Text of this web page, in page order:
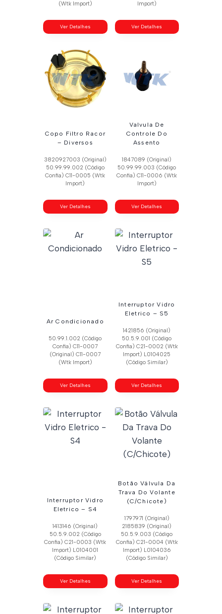
(Wtk Import)
Ver Detalhes
Import)
Ver Detalhes
Copo Filtro Racor
– Diversos
3820927003 (Original)
50.99.99.002 (Código
Confia) C11-0005 (Wtk
Import)
Ver Detalhes
Valvula De
Controle Do
Assento
1847089 (Original)
50.99.99.003 (Código
Confia) C11-0006 (Wtk
Import)
Ver Detalhes
Ar Condicionado
50.99.1.002 (Código
Confia) C11-0007
(Original) C11-0007
(Wtk Import)
Ver Detalhes
Interruptor Vidro
Eletrico – S5
1421856 (Original)
50.5.9.001 (Código
Confia) C21-0002 (Wtk
Import) L0104025
(Código Similar)
Ver Detalhes
Interruptor Vidro
Eletrico – S4
1413146 (Original)
50.5.9.002 (Código
Confia) C21-0003 (Wtk
Import) L0104001
(Código Similar)
Ver Detalhes
Botão Válvula Da
Trava Do Volante
(C/Chicote)
1797971 (Original)
2185839 (Original)
50.5.9.003 (Código
Confia) C21-0004 (Wtk
Import) L0104036
(Código Similar)
Ver Detalhes